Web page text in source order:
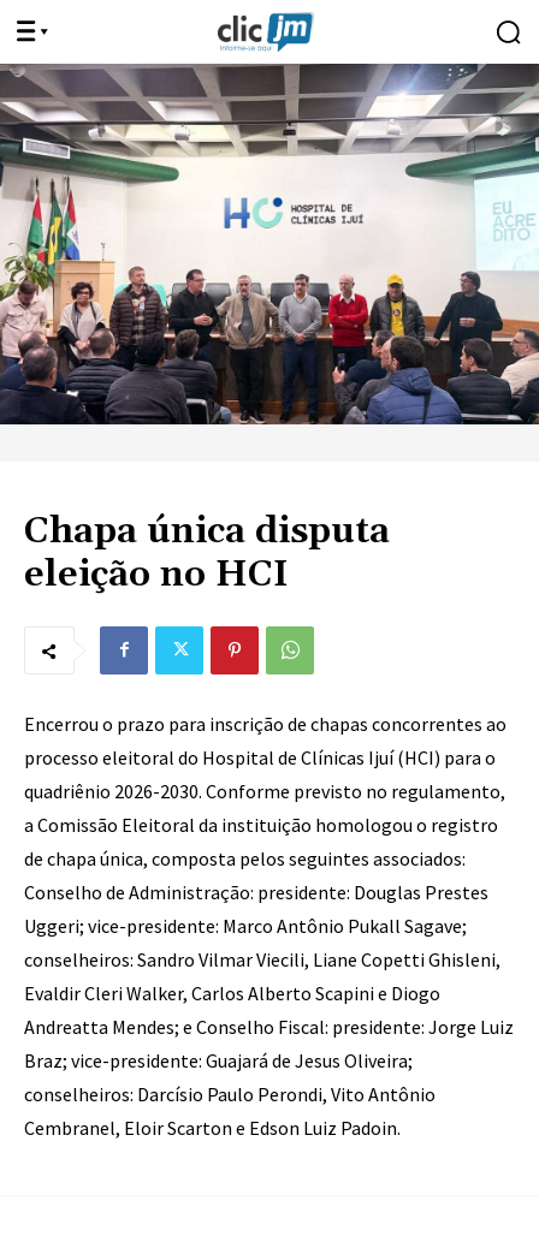
Chapa única disputa
eleição no HCI
Encerrou o prazo para inscrição de chapas concorrentes ao
processo eleitoral do Hospital de Clínicas Ijuí (HCI) para o
quadriênio 2026-2030. Conforme previsto no regulamento,
a Comissão Eleitoral da instituição homologou o registro
de chapa única, composta pelos seguintes associados:
Conselho de Administração: presidente: Douglas Prestes
Uggeri; vice-presidente: Marco Antônio Pukall Sagave;
conselheiros: Sandro Vilmar Viecili, Liane Copetti Ghisleni,
Evaldir Cleri Walker, Carlos Alberto Scapini e Diogo
Andreatta Mendes; e Conselho Fiscal: presidente: Jorge Luiz
Braz; vice-presidente: Guajará de Jesus Oliveira;
conselheiros: Darcísio Paulo Perondi, Vito Antônio
Cembranel, Eloir Scarton e Edson Luiz Padoin.